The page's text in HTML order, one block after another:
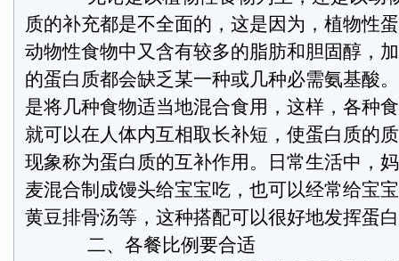
质的补充都是不全面的，这是因为，植物性
动物性食物中又含有较多的脂肪和胆固醇，
的蛋白质都会缺乏某一种或几种必需氨基酸
是将几种食物适当地混合食用，这样，各种
就可以在人体内互相取长补短，使蛋白质的
现象称为蛋白质的互补作用。日常生活中，
麦混合制成馒头给宝宝吃，也可以经常给宝
黄豆排骨汤等，这种搭配可以很好地发挥蛋
二、各餐比例要合适